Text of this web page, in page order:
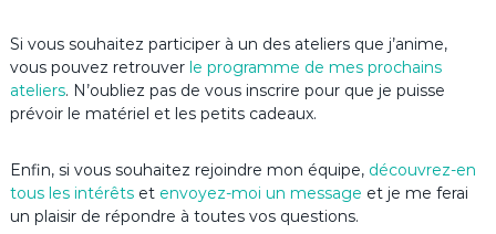
Si vous souhaitez participer à un des ateliers que j’anime,
vous pouvez retrouverle programme de mes prochains
ateliers. N’oubliez pas de vous inscrire pour que je puisse
prévoir le matériel et les petits cadeaux.
Enfin, si vous souhaitez rejoindre mon équipe, découvrez-en
tous les intérêtset envoyez-moi un message et je me ferai
un plaisir de répondre à toutes vos questions.